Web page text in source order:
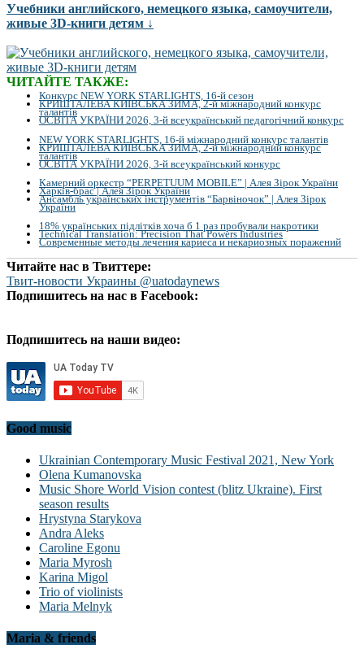
Учебники английского, немецкого языка, самоучители,
живые 3D-книги детям ↓
ЧИТАЙТЕ ТАКЖЕ:
Конкурс NEW YORK STARLIGHTS, 16-й сезон
КРИШТАЛЕВА КИЇВСЬКА ЗИМА, 2-й міжнародний конкурс
талантів
ОСВІТА УКРАЇНИ 2026, 3-й всеукраїнський педагогічний конкурс
NEW YORK STARLIGHTS, 16-й міжнародний конкурс талантів
КРИШТАЛЕВА КИЇВСЬКА ЗИМА, 2-й міжнародний конкурс
талантів
ОСВІТА УКРАЇНИ 2026, 3-й всеукраїнський конкурс
Камерний оркестр “PERPETUUM MOBILE” | Алея Зірок України
Харків-брас | Алея Зірок України
Ансамбль українських інструментів “Барвіночок” | Алея Зірок
України
18% українських підлітків хоча б 1 раз пробували накротики
Technical Translation: Precision That Powers Industries
Современные методы лечения кариеса и некариозных поражений
Читайте нас в Твиттере:
Твит-новости Украины @uatodaynews
Подпишитесь на нас в Facebook:
Подпишитесь на наши видео:
Good music
Ukrainian Contemporary Music Festival 2021, New York
Olena Kumanovska
Music Shore World Vision contest (blitz Ukraine). First
season results
Hrystyna Starykova
Andra Aleks
Caroline Egonu
Maria Myrosh
Karina Migol
Trio of violinists
Maria Melnyk
Maria & friends